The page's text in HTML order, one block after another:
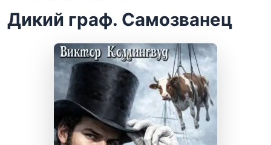
Дикий граф. Самозванец